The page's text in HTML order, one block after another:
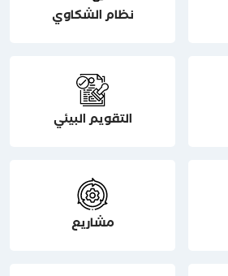
نظام الشكاوي
التقويم البيئي
مشاريع